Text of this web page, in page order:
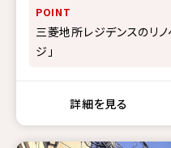
POINT
三菱地所レジデンスのリノ
ジ」
詳細を見る